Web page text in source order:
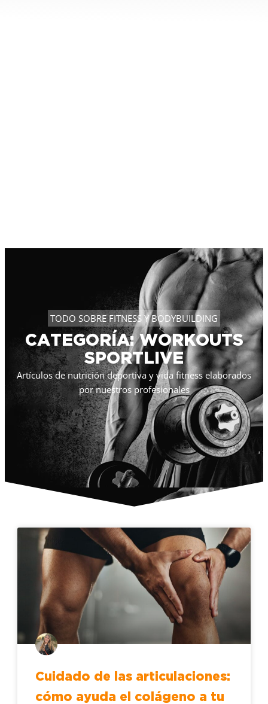
TODO SOBRE FITNESS Y BODYBUILDING
CATEGORÍA: WORKOUTS
SPORTLIVE
Artículos de nutrición deportiva y vida fitness elaborados
por nuestros profesionales
Cuidado de las articulaciones:
cómo ayuda el colágeno a tu